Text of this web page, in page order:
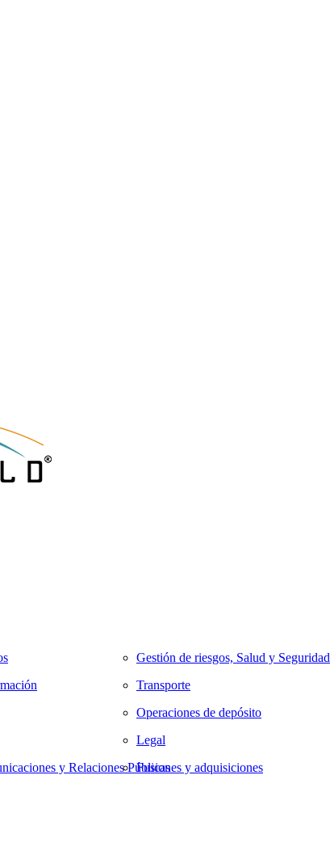
y Relaciones Públicas
Gestión de riesgos, Salud y Seguridad
Transporte
Operaciones de depósito
Legal
Fusiones y adquisiciones